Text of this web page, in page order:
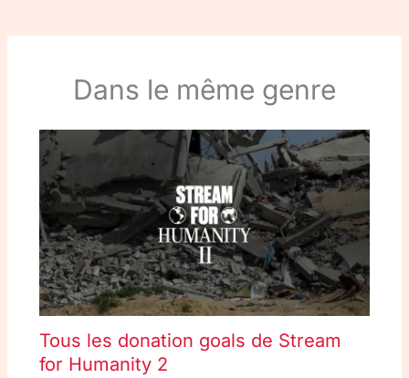
Dans le même genre
Tous les donation goals de Stream
for Humanity 2